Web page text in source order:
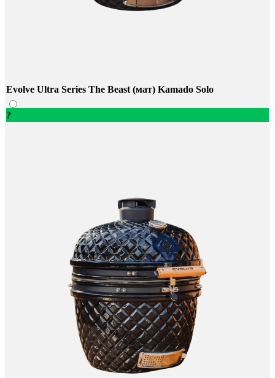
Evolve Ultra Series The Beast (мат) Kamado Solo
?